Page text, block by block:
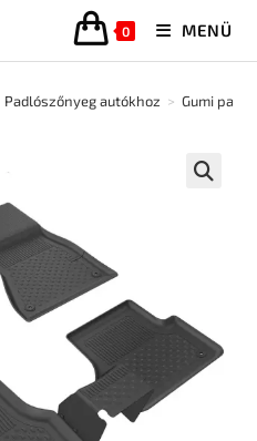
0 MENÜ
Padlószőnyeg autókhoz > Gumi